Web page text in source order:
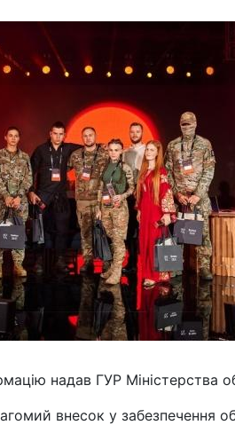
надав ГУР Міністерства
внесок у забезпечення